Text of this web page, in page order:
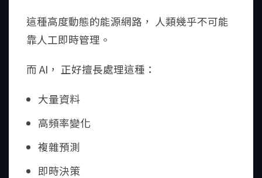
這種高度動態的能源網路， 人類幾乎不可能
靠人工即時管理。
而 AI， 正好擅長處理這種：
大量資料
高頻率變化
複雜預測
即時決策